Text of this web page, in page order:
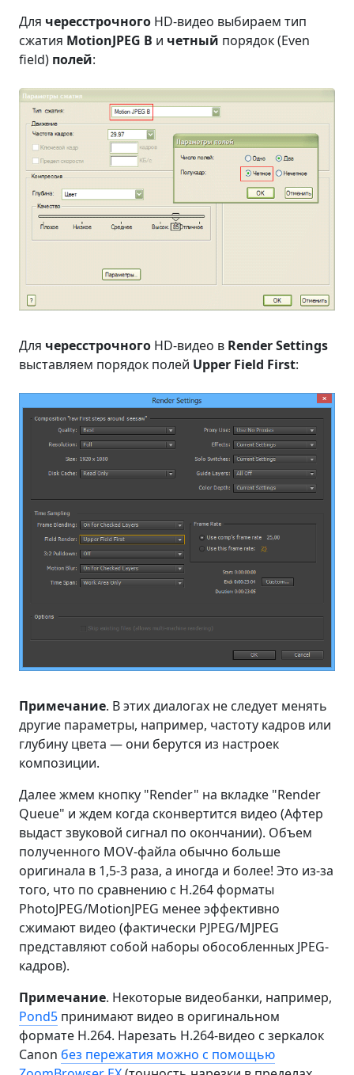
Для чересстрочного HD-видео выбираем тип
сжатия MotionJPEG B и четный порядок (Even
field) полей:
Для чересстрочного HD-видео в Render Settings
выставляем порядок полей Upper Field First:
Примечание. В этих диалогах не следует менять
другие параметры, например, частоту кадров или
глубину цвета — они берутся из настроек
композиции.
Далее жмем кнопку "Render" на вкладке "Render
Queue" и ждем когда сконвертится видео (Афтер
выдаст звуковой сигнал по окончании). Объем
полученного MOV-файла обычно больше
оригинала в 1,5-3 раза, а иногда и более! Это из-за
того, что по сравнению с H.264 форматы
PhotoJPEG/MotionJPEG менее эффективно
сжимают видео (фактически PJPEG/MJPEG
представляют собой наборы обособленных JPEG-
кадров).
Примечание. Некоторые видеобанки, например,
Pond5 принимают видео в оригинальном
формате H.264. Нарезать H.264-видео с зеркалок
Canon без пережатия можно с помощью